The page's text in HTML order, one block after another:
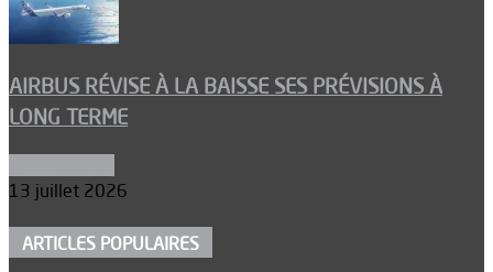
AIRBUS RÉVISE À LA BAISSE SES PRÉVISIONS À
LONG TERME
13 juillet 2026
ARTICLES POPULAIRES